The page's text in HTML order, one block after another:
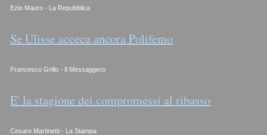
Ezio Mauro - La Repubblica
Se Ulisse acceca ancora Polifemo
Francesco Grillo - Il Messaggero
E' la stagione dei compromessi al ribasso
Cesare Martinetti - La Stampa